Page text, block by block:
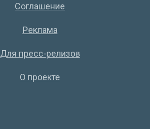
Соглашение
Реклама
Для пресс-релизов
О проекте